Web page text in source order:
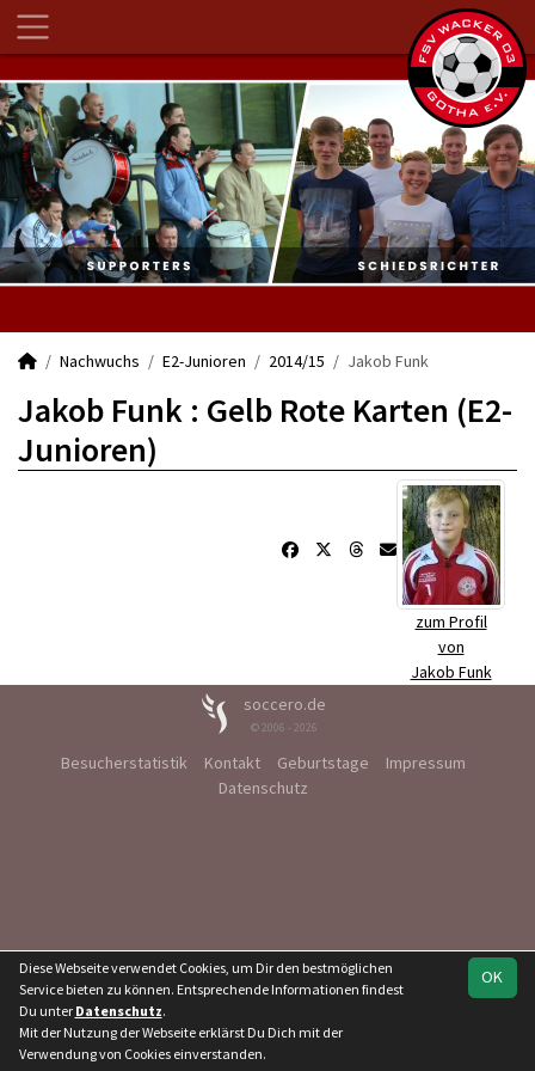
Nachwuchs E2-Junioren 2014/15 Jakob Funk
Jakob Funk : Gelb Rote Karten (E2-
Junioren)
zum Profil
von
Jakob Funk
soccero.de
© 2006 - 2026
Besucherstatistik Kontakt Geburtstage
Impressum
Datenschutz
OK
Diese Webseite verwendet Cookies, um Dir den bestmöglichen
Service bieten zu können. Entsprechende Informationen findest
Du unter Datenschutz.
Mit der Nutzung der Webseite erklärst Du Dich mit der
Verwendung von Cookies einverstanden.